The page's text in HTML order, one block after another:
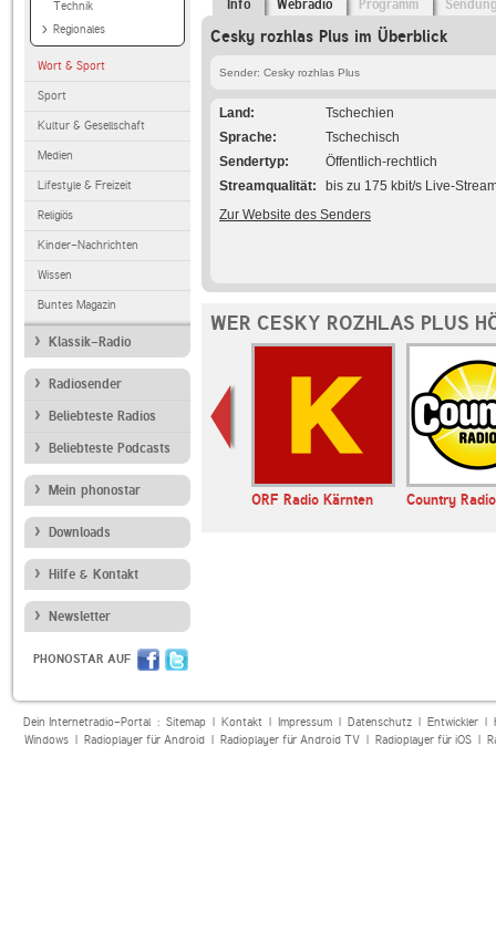
Technik
Regionales
Wort & Sport
Sport
Kultur & Gesellschaft
Medien
Lifestyle & Freizeit
Religiös
Kinder-Nachrichten
Wissen
Buntes Magazin
Klassik-Radio
Radiosender
Beliebteste Radios
Beliebteste Podcasts
Mein phonostar
Downloads
Hilfe & Kontakt
Newsletter
PHONOSTAR AUF
Info Webradio Programm
Cesky rozhlas Plus im Überblick
Sender: Cesky rozhlas Plus
Land
Tschechien
Sprache
Tschechisch
Sendertyp
Öffentlich-rechtlich
Streamqualität
bis zu 175 kbit/s Live-
Zur Website des Senders
WER CESKY ROZHLAS PLUS
Cesky rozhlas Dvojka ORF Radio Kärnten Country Radio
Dein Internetradio-Portal : Sitemap| Kontakt| Impressum| Datenschutz| Entwickler|
Windows| Radioplayer für Android| Radioplayer für Android TV| Radioplayer für iOS|